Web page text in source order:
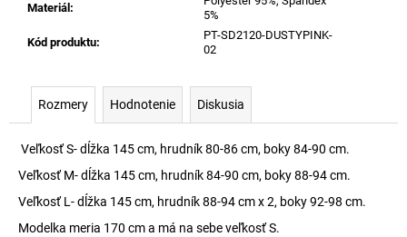
Materiál:
5%
Kód produktu:
PT-SD2120-DUSTYPINK-
02
Rozmery Hodnotenie Diskusia
Veľkosť S- dĺžka 145 cm, hrudník 80-86 cm, boky 84-90 cm.
Veľkosť M- dĺžka 145 cm, hrudník 84-90 cm, boky 88-94 cm.
Veľkosť L- dĺžka 145 cm, hrudník 88-94 cm x 2, boky 92-98 cm.
Modelka meria 170 cm a má na sebe veľkosť S.